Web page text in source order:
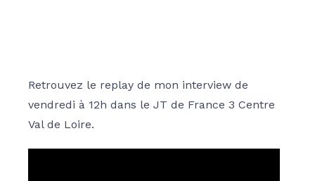
Retrouvez le replay de mon interview de
vendredi à 12h dans le JT de France 3 Centre
Val de Loire.